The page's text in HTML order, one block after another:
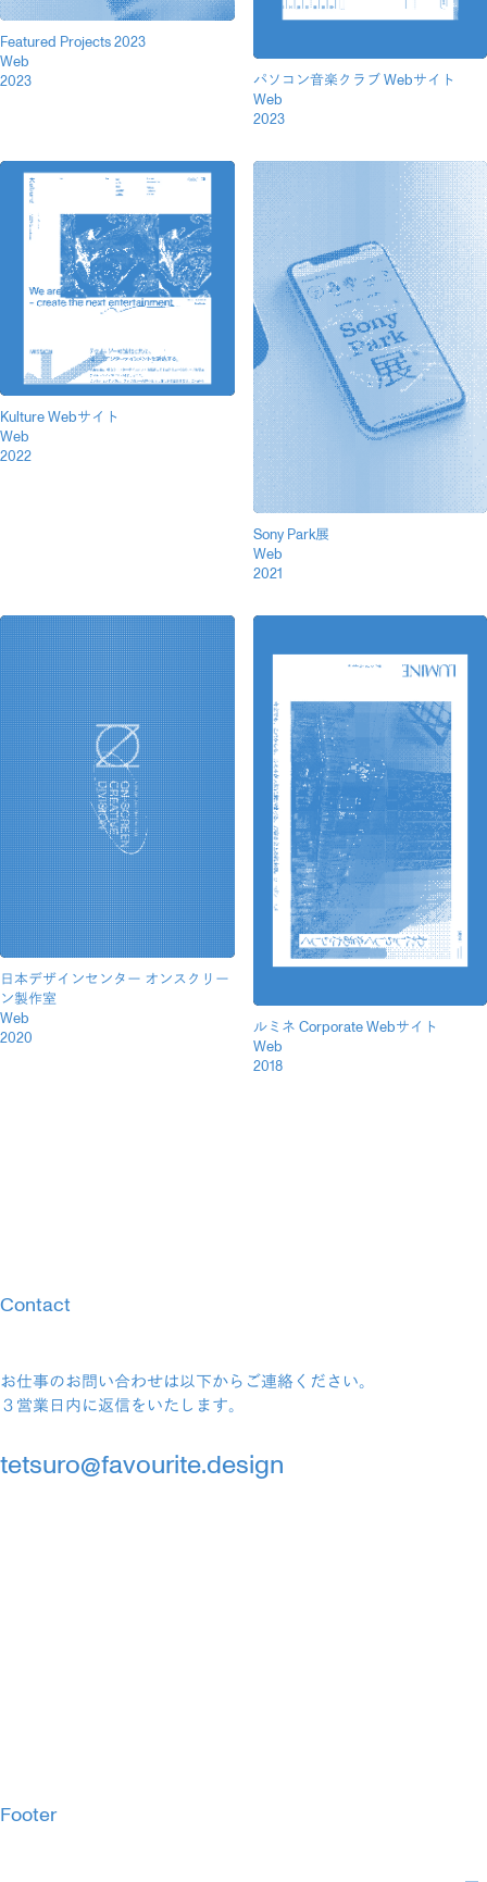
Featured Projects 2023
Web
2023
パソコン音楽クラブ Webサイト
Web
2023
Kulture Webサイト
Web
2022
Sony Park展
Web
2021
日本デザインセンター オンスクリー
ン製作室
Web
2020
ルミネ Corporate Webサイト
Web
2018
Contact
お仕事のお問い合わせは以下からご連絡ください。
３営業日内に返信をいたします。
tetsuro@favourite.design
Footer